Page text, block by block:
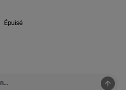
Épuisé